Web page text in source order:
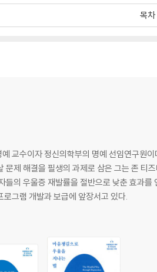
더 곤경에 빠질 수 있다
지 못하는가?
이 잘못된 것인가?
김
차리고 선택하는 삶
하는 경험
이 순간에 온전히 존재하기
목차
교수이자 정신의학부의 명예 선임연구원
문제 해결을 필생의 과제로 삼은 그는 존
들의 우울증 재발률을 절반으로 낮춘 효과
그램 개발과 보급에 앞장서고 있다.